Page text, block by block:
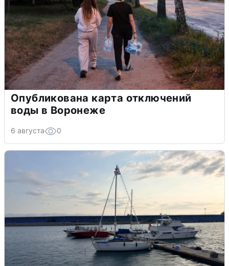
Опубликована карта отключений
воды в Воронеже
6 августа 0